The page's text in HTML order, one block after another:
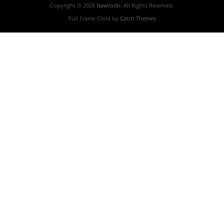
Copyright © 2026 Nawrocki. All Rights Reserved.
Full Frame Child by Catch Themes